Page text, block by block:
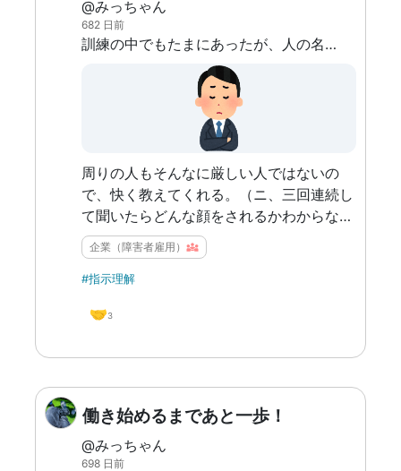
@みっちゃん
682 日前
訓練の中でもたまにあったが、人の名前が抜けてしまったりする
周りの人もそんなに厳しい人ではないの
で、快く教えてくれる。（ニ、三回連続し
て聞いたらどんな顔をされるかわからない
が）
企業（障害者雇用）
#指示理解
🤝3
働き始めるまであと一歩！
@みっちゃん
698 日前